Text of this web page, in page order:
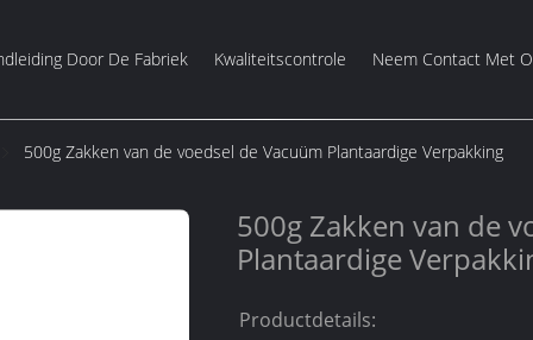
Door De Fabriek Kwaliteitscontrole Neem Contact Met
500g Zakken van de voedsel de Vacuüm Plantaardige Verpakking
500g Zakken van de
Plantaardige
Productdetails: